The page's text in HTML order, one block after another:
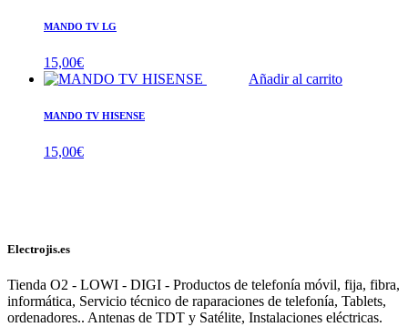
MANDO TV LG
15,00€
Añadir al carrito
MANDO TV HISENSE
15,00€
Electrojis.es
Tienda O2 - LOWI - DIGI - Productos de telefonía móvil, fija, fibra,
informática, Servicio técnico de raparaciones de telefonía, Tablets,
ordenadores.. Antenas de TDT y Satélite, Instalaciones eléctricas.